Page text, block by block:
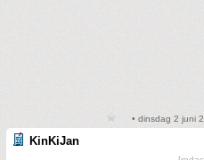
• dinsdag 2 juni
KinKiJan